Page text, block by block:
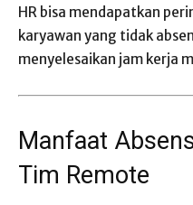
HR bisa mendapatkan
karyawan yang tidak
menyelesaikan jam kerja
Manfaat
Tim Remote